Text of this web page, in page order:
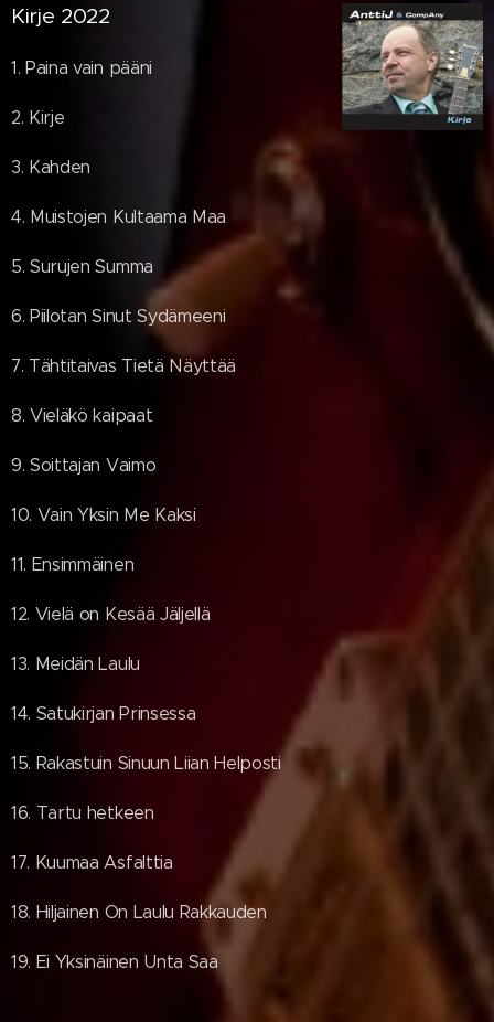
Kirje 2022
1. Paina vain pääni
2. Kirje
3. Kahden
4. Muistojen Kultaama Maa
5. Surujen Summa
6. Piilotan Sinut Sydämeeni
7. Tähtitaivas Tietä Näyttää
8. Vieläkö kaipaat
9. Soittajan Vaimo
10. Vain Yksin Me Kaksi
11. Ensimmäinen
12. Vielä on Kesää Jäljellä
13. Meidän Laulu
14. Satukirjan Prinsessa
15. Rakastuin Sinuun Liian Helposti
16. Tartu hetkeen
17. Kuumaa Asfalttia
18. Hiljainen On Laulu Rakkauden
19. Ei Yksinäinen Unta Saa